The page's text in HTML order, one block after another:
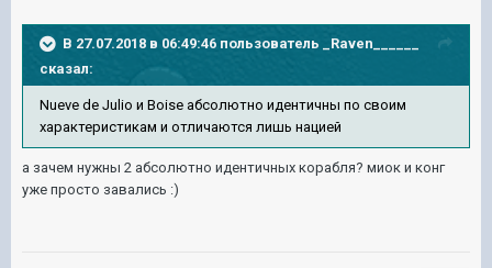
В 27.07.2018 в 06:49:46 пользователь
_Raven______
сказал:
Nueve de Julio и Boise абсолютно идентичны по своим
характеристикам и отличаются лишь нацией
а зачем нужны 2 абсолютно идентичных корабля? миок и конг
уже просто завались :)